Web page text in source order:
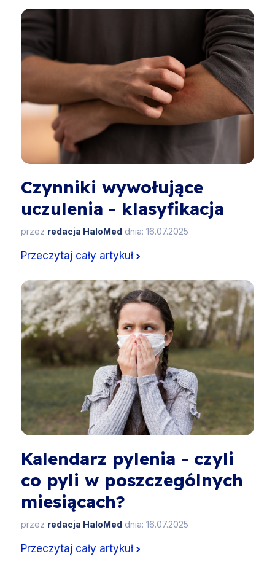
Czynniki wywołujące
uczulenia - klasyfikacja
przez redacja HaloMed dnia: 16.07.2025
Przeczytaj cały artykuł
Kalendarz pylenia - czyli
co pyli w poszczególnych
miesiącach?
przez redacja HaloMed dnia: 16.07.2025
Przeczytaj cały artykuł